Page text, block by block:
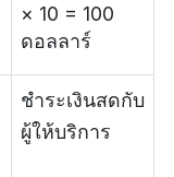
× 10 = 100
ดอลลาร์
ชำระเงินสดกับ
ผู้ให้บริการ